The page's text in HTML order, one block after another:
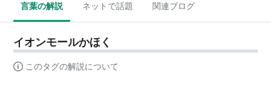
言葉の解説 ネットで話題 関連ブログ
イオンモールかほく
このタグの解説について